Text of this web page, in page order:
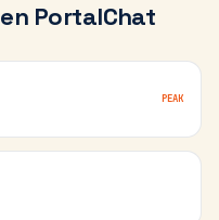
en PortalChat
PEAK